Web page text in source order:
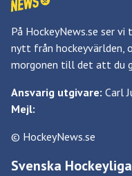
På HockeyNews.se ser
nytt från hockeyvärlden,
morgonen till det att du
Ansvarig utgivare: Carl
Mejl:
© HockeyNews.se
Svenska